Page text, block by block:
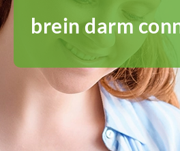
brein darm